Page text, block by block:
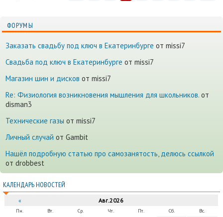
ФОРУМЫ
Заказать свадьбу под ключ в Екатеринбурге от missi7
Cвадьба под ключ в Екатеринбурге от missi7
Магазин шин и дисков от missi7
Re: Физиология возникновения мышления для школьников. от
disman3
Технические газы от missi7
Личный случай от Gambit
Нашёл подробную статью про самозанятость, делюсь ссылкой
от drobbest
КАЛЕНДАРЬ НОВОСТЕЙ
« Авг.2026
Пн. Вт. Ср. Чт. Пт. Сб. Вс.